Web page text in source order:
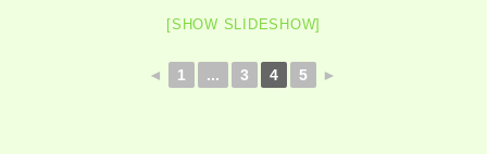
[SHOW SLIDESHOW]
◄ 1 ... 3 4 5 ►